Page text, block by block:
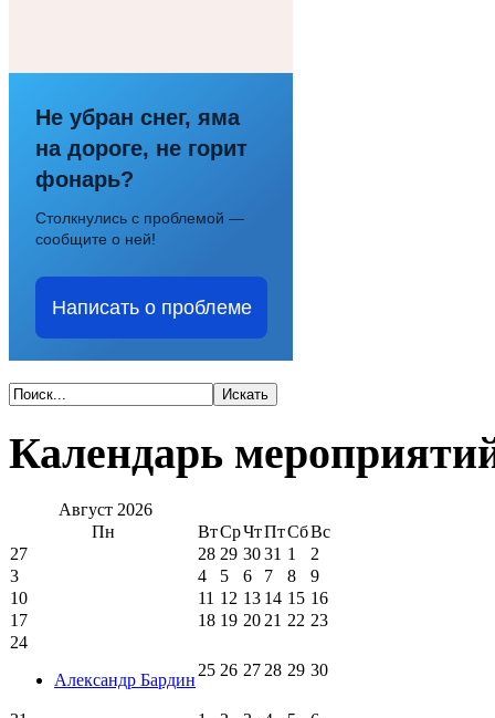
Не убран снег, яма
на дороге, не горит
фонарь?
Столкнулись с проблемой —
сообщите о ней!
Написать о проблеме
Календарь
Август 2026
Пн
ВтСрЧтПтСбВс
27
28 29 3031 1
2
3
4 5 6 7 8
9
10
11 12 13 14 15 16
17
18 19 20 21 22 23
24
Александр Бардин
25 26 27 28 29 30